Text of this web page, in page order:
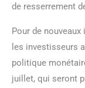
de resserrement
Pour de
les investisseurs
politique
juillet, qui seront